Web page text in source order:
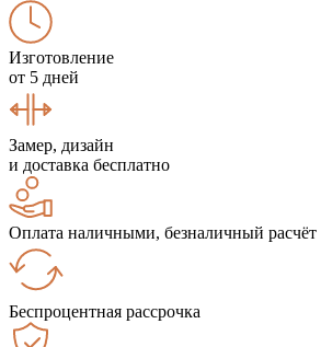
Изготовление
от 5 дней
Замер, дизайн
и доставка бесплатно
Оплата наличными, безналичный расчёт
Беспроцентная рассрочка